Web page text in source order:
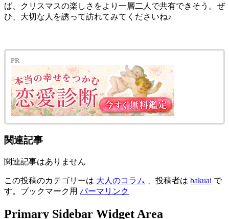
ば、クリスマスの楽しさをより一層二人で共有できそう。ぜ
ひ、大切な人を誘って訪れてみてくださいね♪
PR
関連記事
関連記事はありません
この投稿のカテゴリーは 大人のコラム 、投稿者は bakuai で
す。ブックマーク用 パーマリンク
Primary Sidebar Widget Area